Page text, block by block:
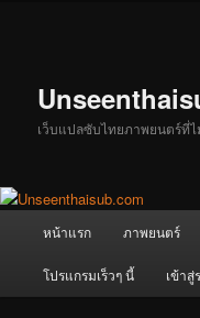
เว็บแปลซับไทยภาพยนตร์ที่ไ
หน้าแรก ภาพยนตร์
โปรแกรมเร็วๆ นี้ เข้าสู่